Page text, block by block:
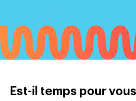
Est-il temps pour